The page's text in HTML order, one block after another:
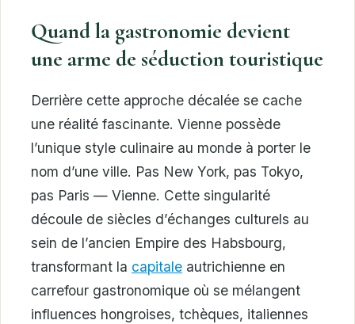
Quand la gastronomie devient
une arme de séduction touristique
Derrière cette approche décalée se cache
une réalité fascinante. Vienne possède
l’unique style culinaire au monde à porter le
nom d’une ville. Pas New York, pas Tokyo,
pas Paris — Vienne. Cette singularité
découle de siècles d’échanges culturels au
sein de l’ancien Empire des Habsbourg,
transformant la capitale autrichienne en
carrefour gastronomique où se mélangent
influences hongroises, tchèques, italiennes